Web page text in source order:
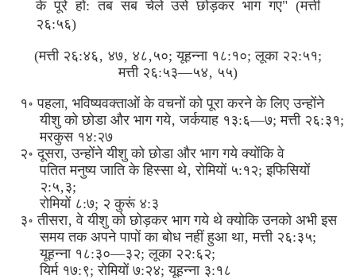
के पूरे हों: तब सब चेले उसे छोड़कर भाग गए" (मत्ती
२६:५६)
(मत्ती २६:४६‚ ४७‚ ४८‚५०; यूहन्ना १८:१०; लूका २२:५१;
मत्ती २६:५३—५४‚ ५५)
१॰ पहला, भविष्यवक्ताओं के वचनों को पूरा करने के लिए उन्होंने
यीशु को छोडा और भाग गये‚ जर्कयाह १३:६—७; मत्ती २६:३१;
मरकुस १४:२७
२॰ दूसरा, उन्होंने यीशु को छोडा और भाग गये क्योंकि वे
पतित मनुष्य जाति के हिस्सा थे‚ रोमियों ५:१२; इफिसियों
२:५‚३;
रोमियों ८:७; २ कुरूं ४:३
३॰ तीसरा‚ वे यीशु को छोड़कर भाग गये थे क्योकि उनको अभी इस
समय तक अपने पापों का बोध नहीं हुआ था‚ मत्ती २६:३५;
यूहन्ना १८:३०—३२; लूका २२:६२;
यिर्म १७:९; रोमियों ७:२४; यूहन्ना ३:१८